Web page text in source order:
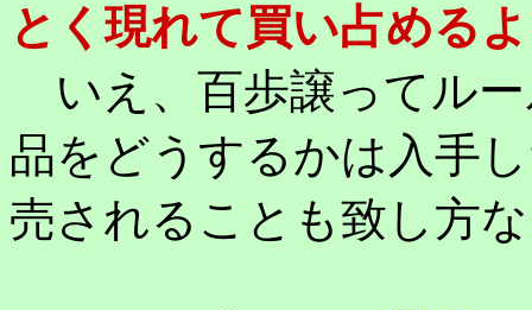
とく現れて買い占める
いえ、百歩譲ってル
品をどうするかは入手
売されることも致し方